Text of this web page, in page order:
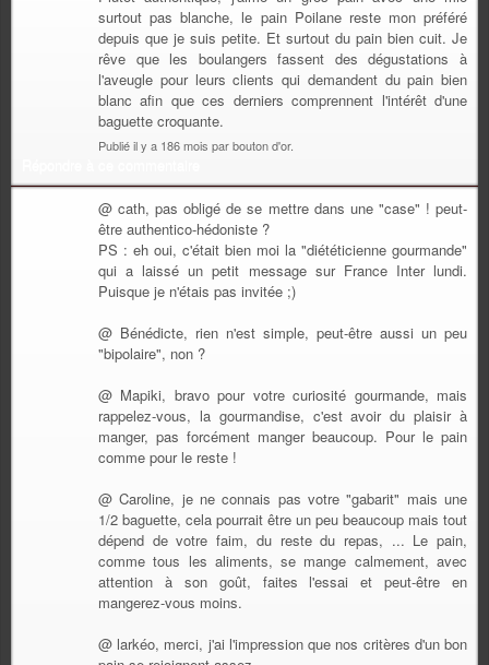
surtout pas blanche, le pain Poilane reste mon préféré
depuis que je suis petite. Et surtout du pain bien cuit. Je
rêve que les boulangers fassent des dégustations à
l'aveugle pour leurs clients qui demandent du pain bien
blanc afin que ces derniers comprennent l'intérêt d'une
baguette croquante.
Publié il y a 186 mois par bouton d'or.
@ cath, pas obligé de se mettre dans une "case" ! peut-
être authentico-hédoniste ?
PS : eh oui, c'était bien moi la "diététicienne gourmande"
qui a laissé un petit message sur France Inter lundi.
Puisque je n'étais pas invitée ;)
@ Bénédicte, rien n'est simple, peut-être aussi un peu
"bipolaire", non ?
@ Mapiki, bravo pour votre curiosité gourmande, mais
rappelez-vous, la gourmandise, c'est avoir du plaisir à
manger, pas forcément manger beaucoup. Pour le pain
comme pour le reste !
@ Caroline, je ne connais pas votre "gabarit" mais une
1/2 baguette, cela pourrait être un peu beaucoup mais tout
dépend de votre faim, du reste du repas, ... Le pain,
comme tous les aliments, se mange calmement, avec
attention à son goût, faites l'essai et peut-être en
mangerez-vous moins.
@ larkéo, merci, j'ai l'impression que nos critères d'un bon